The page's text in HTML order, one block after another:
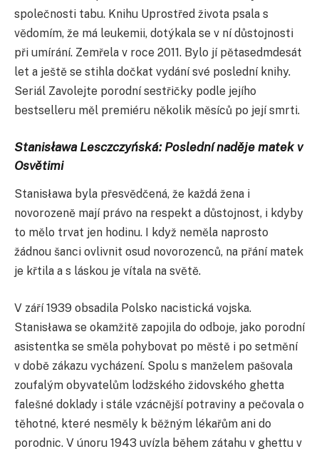
společnosti tabu. Knihu Uprostřed života psala s
vědomím, že má leukemii, dotýkala se v ní důstojnosti
při umírání. Zemřela v roce 2011. Bylo jí pětasedmdesát
let a ještě se stihla dočkat vydání své poslední knihy.
Seriál Zavolejte porodní sestřičky podle jejího
bestselleru měl premiéru několik měsíců po její smrti.
Stanisława Lesczczyńská: Poslední naděje matek v
Osvětimi
Stanisława byla přesvědčená, že každá žena i
novorozeně mají právo na respekt a důstojnost, i kdyby
to mělo trvat jen hodinu. I když neměla naprosto
žádnou šanci ovlivnit osud novorozenců, na přání matek
je křtila a s láskou je vítala na světě.
V září 1939 obsadila Polsko nacistická vojska.
Stanisława se okamžitě zapojila do odboje, jako porodní
asistentka se směla pohybovat po městě i po setmění
v době zákazu vycházení. Spolu s manželem pašovala
zoufalým obyvatelům lodžského židovského ghetta
falešné doklady i stále vzácnější potraviny a pečovala o
těhotné, které nesměly k běžným lékařům ani do
porodnic. V únoru 1943 uvízla během zátahu v ghettu v